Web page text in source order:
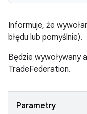
Informuje, że
błędu lub pomyślnie).
Będzie wywoływany
TradeFederation.
Parametry